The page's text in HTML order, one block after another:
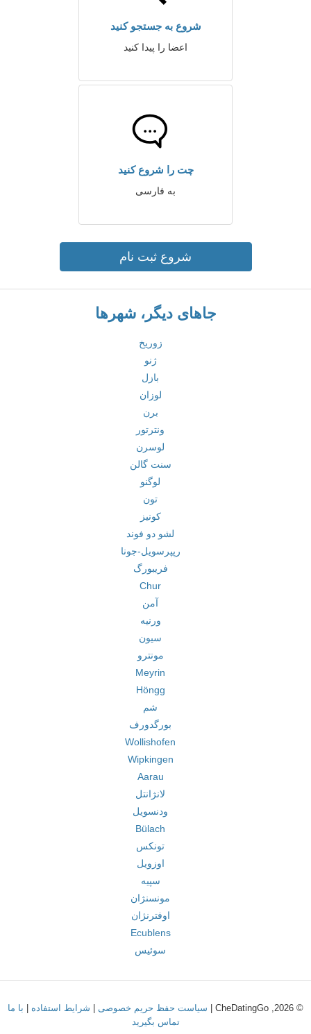
شروع به جستجو کنید
اعضا را پیدا کنید
چت را شروع کنید
به فارسی
شروع ثبت نام
جاهای دیگر، شهرها
زوریخ
ژنو
بازل
لوزان
برن
ونترتور
لوسرن
سنت گالن
لوگنو
تون
کونیز
لشو دو فوند
رپپرسویل-جونا
فریبورگ
Chur
آمن
ورنیه
سیون
مونترو
Meyrin
Höngg
شم
بورگدورف
Wollishofen
Wipkingen
Aarau
لانژانتل
ودنسویل
Bülach
تونکس
اوزویل
سپیه
مونسنژان
اوفترنژان
Ecublens
سوئیس
© 2026, CheDatingGo | سیاست حفظ حریم خصوصی شرایط استفاده
با ما
تماس بگیرید